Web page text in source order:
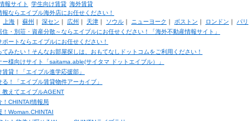
報サイト 学生向け賃貸 海外賃貸
ならエイブル海外店にお任せください！
上海｜ 蘇州 深セン 広州 天津｜ ソウル｜ ニューヨーク ボストン ロンドン パリ
・別荘・資産分散～ならエイブルにお任せください！「海外不動産情報サイト」
ートならエイブルにお任せください！
てみたい！そんなお部屋探しは、おもてなしドットコムをご利用ください！
様向けサイト「saitama.able(サイタマ ドットエイブル）」
貸！「エイブル進学応援部」
！「エイブル賃貸物件アーカイブ」
教えてエイブルAGENT
！CHINTAI情報局
Woman.CHINTAI